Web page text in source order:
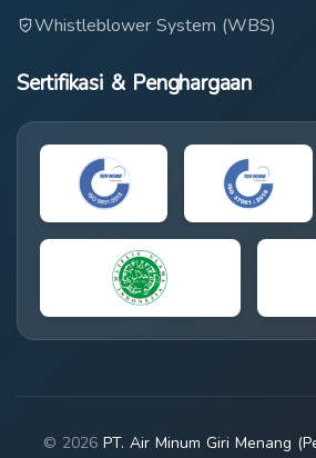
Whistleblower System (WBS)
Sertifikasi & Penghargaan
© 2026 PT. Air Minum Giri Menang